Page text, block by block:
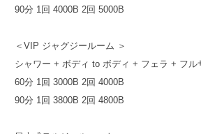
90分 1回 4000B 2回 5000B
＜VIP ジャグジールーム ＞
シャワー + ボディ to ボディ + フェラ + フル
60分 1回 3000B 2回 4000B
90分 1回 3800B 2回 4800B